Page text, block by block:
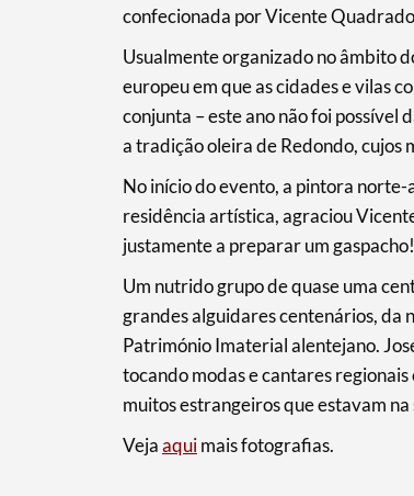
Filtros
confecionada por Vicente
Usualmente organizado no âmbito
europeu em que as cidades e vilas
conjunta – este ano não foi possível
a tradição oleira de Redondo, cujos
No início do evento, a pintora
residência artística, agraciou
justamente a preparar um gaspacho!
Um nutrido grupo de quase uma
grandes alguidares centenários, da
Património Imaterial alentejano.
tocando modas e cantares
muitos estrangeiros que estavam
Vejaaquimais fotografias.